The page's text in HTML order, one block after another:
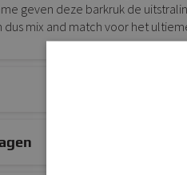
geven deze barkruk de
mix and match voor het